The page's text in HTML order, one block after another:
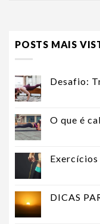
POSTS MAIS
Desafio:
O que é
DICAS